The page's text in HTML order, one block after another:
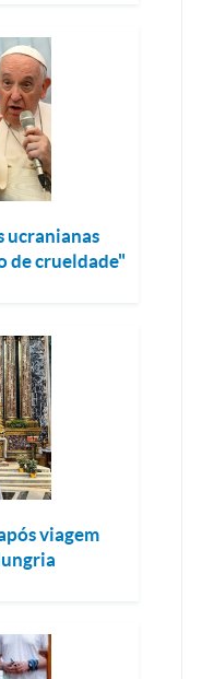
ucranianas
de crueldade"
viagem